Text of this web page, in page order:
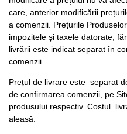
care, anterior modificării
a comenzii. Prețurile
impozitele și taxele datorate,
livrării este indicat separat în
comenzii.
Prețul de livrare este separat
de confirmarea comenzii, pe
produsului respectiv. Costul
aleasă.